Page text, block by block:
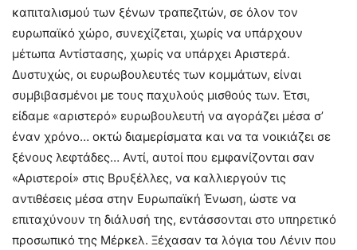
καπιταλισμού των ξένων τραπεζιτών, σε όλον τον
ευρωπαϊκό χώρο, συνεχίζεται, χωρίς να υπάρχουν
μέτωπα Αντίστασης, χωρίς να υπάρχει Αριστερά.
Δυστυχώς, οι ευρωβουλευτές των κομμάτων, είναι
συμβιβασμένοι με τους παχυλούς μισθούς των. Έτσι,
είδαμε «αριστερό» ευρωβουλευτή να αγοράζει μέσα σ’
έναν χρόνο… οκτώ διαμερίσματα και να τα νοικιάζει σε
ξένους λεφτάδες… Αντί, αυτοί που εμφανίζονται σαν
«Αριστεροί» στις Βρυξέλλες, να καλλιεργούν τις
αντιθέσεις μέσα στην Ευρωπαϊκή Ένωση, ώστε να
επιταχύνουν τη διάλυσή της, εντάσσονται στο υπηρετικό
προσωπικό της Μέρκελ. Ξέχασαν τα λόγια του Λένιν που